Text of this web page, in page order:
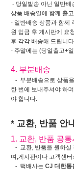
- 당일발송 아닌 일반배
상품 배송일에 함께 출
- 일반배송 상품과 함께
원 입금 후 게시판에 요
후 각각 배송해 드립니
- 주말에는 (당일출고+
4. 부분배송
- 부분배송으로 상품
한 번에 보내주셔야 하
야 합니다.
* 교환, 반품 안
1. 교환, 반품 공통
- 교환, 반품을 원하실
며,게시판이나 고객센
- 택배사는 CJ 대한통